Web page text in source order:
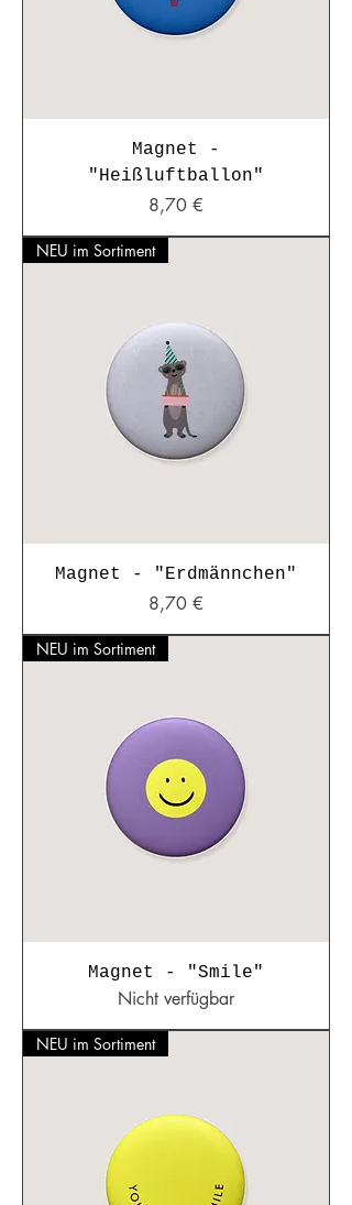
Magnet -
"Heißluftballon"
Preis
8,70 €
NEU im Sortiment
Magnet - "Erdmännchen"
Preis
8,70 €
NEU im Sortiment
Magnet - "Smile"
Nicht verfügbar
NEU im Sortiment